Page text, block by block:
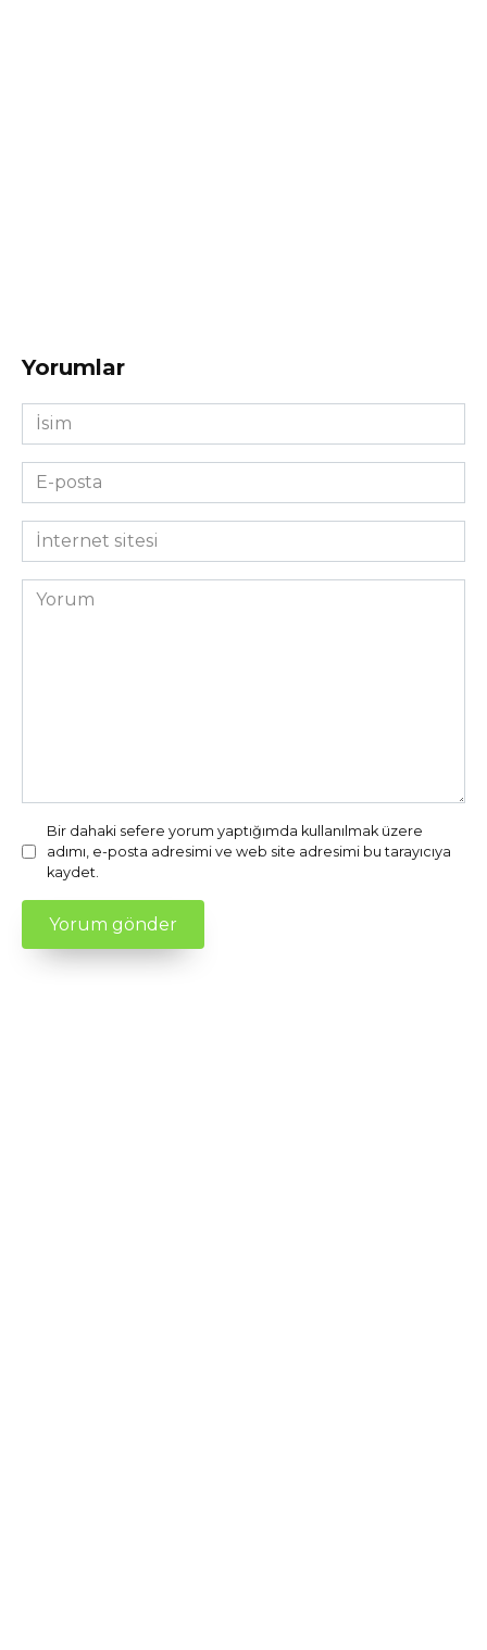
Yorumlar
İsim
*
E-
posta
*İnternet
sitesi
Yorum
Bir dahaki sefere yorum yaptığımda kullanılmak üzere
adımı, e-posta adresimi ve web site adresimi bu tarayıcıya
kaydet.